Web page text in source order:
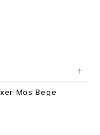
+
Mos Bege